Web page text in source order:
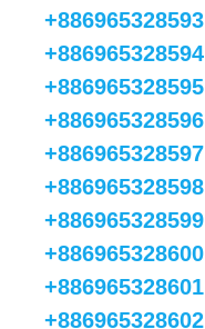
+886965328593
+886965328594
+886965328595
+886965328596
+886965328597
+886965328598
+886965328599
+886965328600
+886965328601
+886965328602